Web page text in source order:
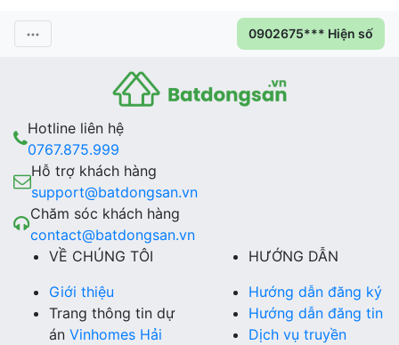
0902675*** Hiện số
Hotline liên hệ
0767.875.999
Hỗ trợ khách hàng
support@batdongsan.vn
Chăm sóc khách hàng
contact@batdongsan.vn
VỀ CHÚNG TÔI
Giới thiệu
Trang thông tin dự
án Vinhomes Hải
HƯỚNG DẪN
Hướng dẫn đăng ký
Hướng dẫn đăng tin
Dịch vụ truyền